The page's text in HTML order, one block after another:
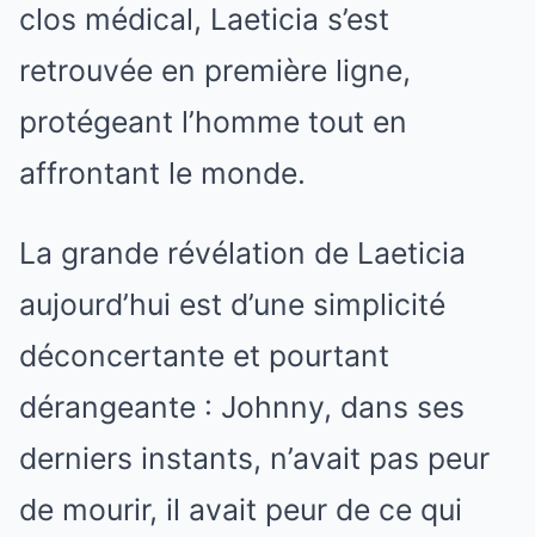
clos médical, Laeticia s’est
retrouvée en première ligne,
protégeant l’homme tout en
affrontant le monde.
La grande révélation de Laeticia
aujourd’hui est d’une simplicité
déconcertante et pourtant
dérangeante : Johnny, dans ses
derniers instants, n’avait pas peur
de mourir, il avait peur de ce qui